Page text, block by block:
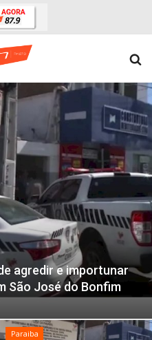
agredir e importunar
São José do Bonfim
Paraiba